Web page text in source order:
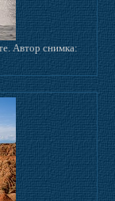
Автор снимка: